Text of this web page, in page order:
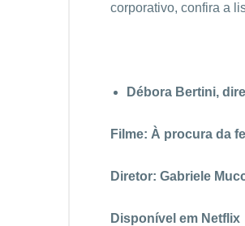
corporativo, confira a
Débora Bertini,
Filme: À procura da
Diretor: Gabriele
Disponível em Netflix